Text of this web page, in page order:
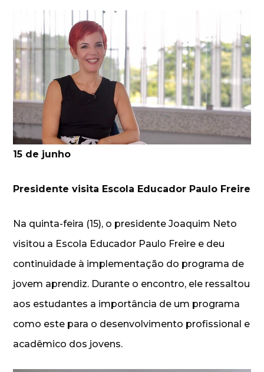
15 de junho
Presidente visita Escola Educador Paulo Freire
Na quinta-feira (15), o presidente Joaquim Neto
visitou a Escola Educador Paulo Freire e deu
continuidade à implementação do programa de
jovem aprendiz. Durante o encontro, ele ressaltou
aos estudantes a importância de um programa
como este para o desenvolvimento profissional e
acadêmico dos jovens.